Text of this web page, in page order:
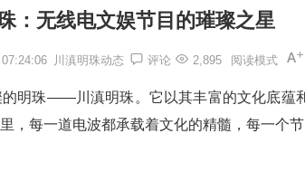
：无线电文娱节目的璀璨之星
川滇明珠动态 评论 2,895 阅读模式
明珠——川滇明珠。它以其丰富的文化底蕴
，每一道电波都承载着文化的精髓，每一个节